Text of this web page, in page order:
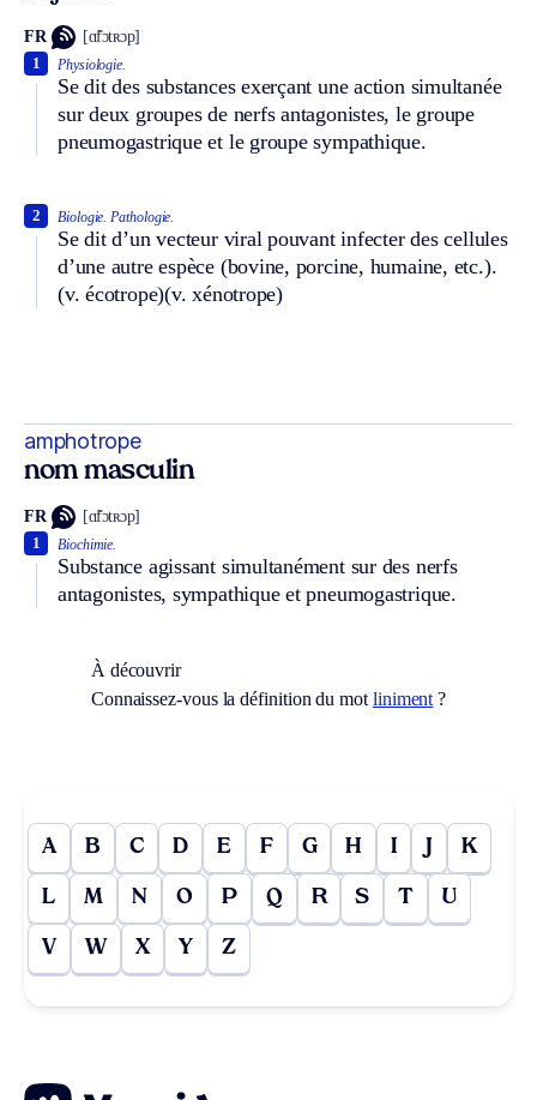
FR [ɑ̃fɔtʀɔp]
Physiologie.
Se dit des substances exerçant une action simultanée
sur deux groupes de nerfs antagonistes, le groupe
pneumogastrique et le groupe sympathique.
1
Biologie. Pathologie.
Se dit d’un vecteur viral pouvant infecter des cellules
d’une autre espèce (bovine, porcine, humaine, etc.).
(v. écotrope)(v. xénotrope)
2
amphotrope
nom masculin
FR [ɑ̃fɔtʀɔp]
Biochimie.
Substance agissant simultanément sur des nerfs
antagonistes, sympathique et pneumogastrique.
1
À découvrir
Connaissez-vous la définition du mot liniment ?
A B C D E F G H I J K
L M N O P Q R S T U
V W X Y Z